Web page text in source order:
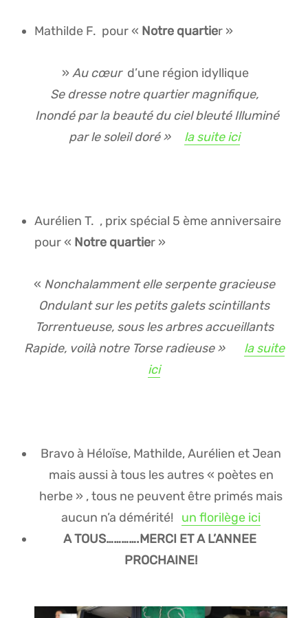
Mathilde F. pour « Notre quartier »
» Aucœurd’une région idyllique
Se dresse notre quartier magnifique,
Inondé par la beauté du ciel bleutéIlluminé
par le soleil doré »
la suite ici
Aurélien T. , prix spécial 5 ème anniversaire
pour « Notre quartier »
« ​ Nonchalamment elle serpente gracieuse
​Ondulant sur les petits galets scintillants
Torrentueuse, sous les arbres accueillants
Rapide, voilà notre Torse radieuse » la suite
ici
Bravo à Héloïse, Mathilde, Aurélien et Jean
mais aussi à tous les autres « poètes en
herbe » , tous ne peuvent être primés mais
aucun n’a démérité! un florilège ici
A TOUS………….MERCI ET A L’ANNEE
PROCHAINE!